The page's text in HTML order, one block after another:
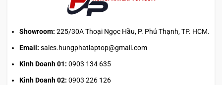
Showroom: 225/30A Thoại Ngọc Hầu, P. Phú Thạnh, TP. HCM.
Email: sales.hungphatlaptop@gmail.com
Kinh Doanh 01: 0903 134 635
Kinh Doanh 02: 0903 226 126